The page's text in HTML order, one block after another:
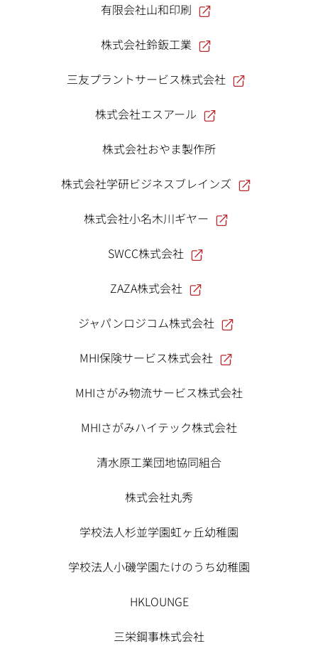
有限会社山和印刷
株式会社鈴鈑工業
三友プラントサービス株式会社
株式会社エスアール
株式会社おやま製作所
株式会社学研ビジネスブレインズ
株式会社小名木川ギヤー
SWCC株式会社
ZAZA株式会社
ジャパンロジコム株式会社
MHI保険サービス株式会社
MHIさがみ物流サービス株式会社
MHIさがみハイテック株式会社
清水原工業団地協同組合
株式会社丸秀
学校法人杉並学園虹ヶ丘幼稚園
学校法人小磯学園たけのうち幼稚園
HKLOUNGE
三栄鋼事株式会社